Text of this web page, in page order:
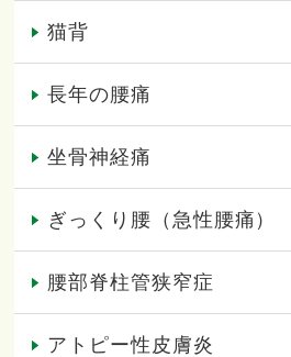
猫背
長年の腰痛
坐骨神経痛
ぎっくり腰（急性腰痛）
腰部脊柱管狭窄症
アトピー性皮膚炎